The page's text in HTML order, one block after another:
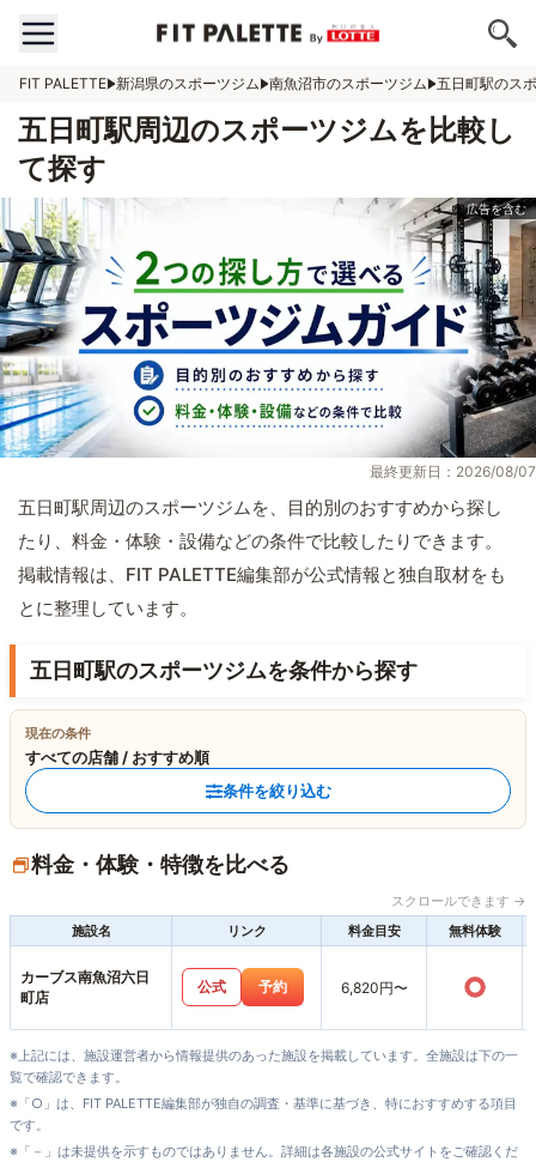
FIT PALETTE 新潟県のスポーツジム 南魚沼市のスポーツジム 五日町駅のス
五日町駅周辺のスポーツジムを比較し
て探す
最終更新日：2026/08/07
五日町駅周辺のスポーツジムを、目的別のおすすめから探し
たり、料金・体験・設備などの条件で比較したりできます。
掲載情報は、FIT PALETTE編集部が公式情報と独自取材をも
とに整理しています。
五日町駅のスポーツジムを条件から探す
現在の条件
すべての店舗 / おすすめ順
条件を絞り込む
料金・体験・特徴を比べる
スクロールできます →
施設名
リンク 料金目安 無料体験
カーブス南魚沼六日
町店
公式 予約 6,820円〜 ○
※上記には、施設運営者から情報提供のあった施設を掲載しています。全施設は下の一
覧で確認できます。
※「○」は、FIT PALETTE編集部が独自の調査・基準に基づき、特におすすめする項目
です。
※「－」は未提供を示すものではありません。詳細は各施設の公式サイトをご確認くだ